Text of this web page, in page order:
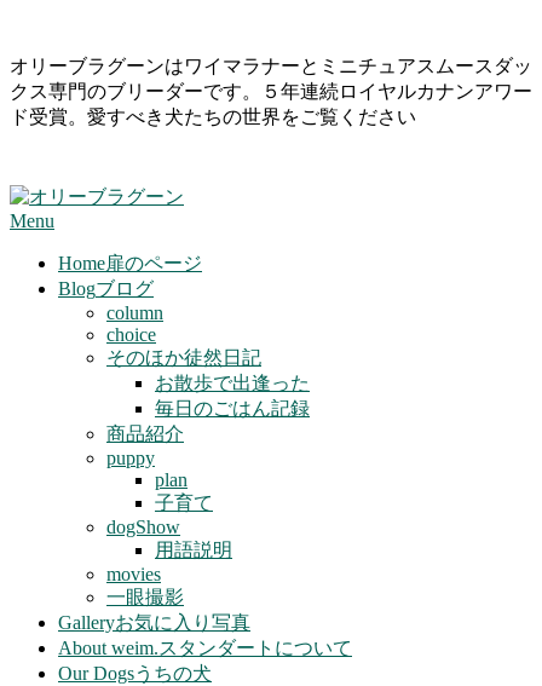
Skip
to
content
オリーブラグーンはワイマラナーとミニチュアスムースダッ
クス専門のブリーダーです。５年連続ロイヤルカナンアワー
ド受賞。愛すべき犬たちの世界をご覧ください
Primary
Menu
Menu
Home扉のページ
Blogブログ
column
choice
そのほか徒然日記
お散歩で出逢った
毎日のごはん記録
商品紹介
puppy
plan
子育て
dogShow
用語説明
movies
一眼撮影
Galleryお気に入り写真
About weim.スタンダートについて
Our Dogsうちの犬